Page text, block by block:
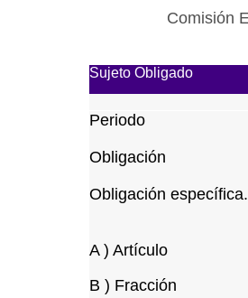
Comisión
Sujeto Obligado
Periodo
Obligación
Obligación específica.
A ) Artículo
B ) Fracción